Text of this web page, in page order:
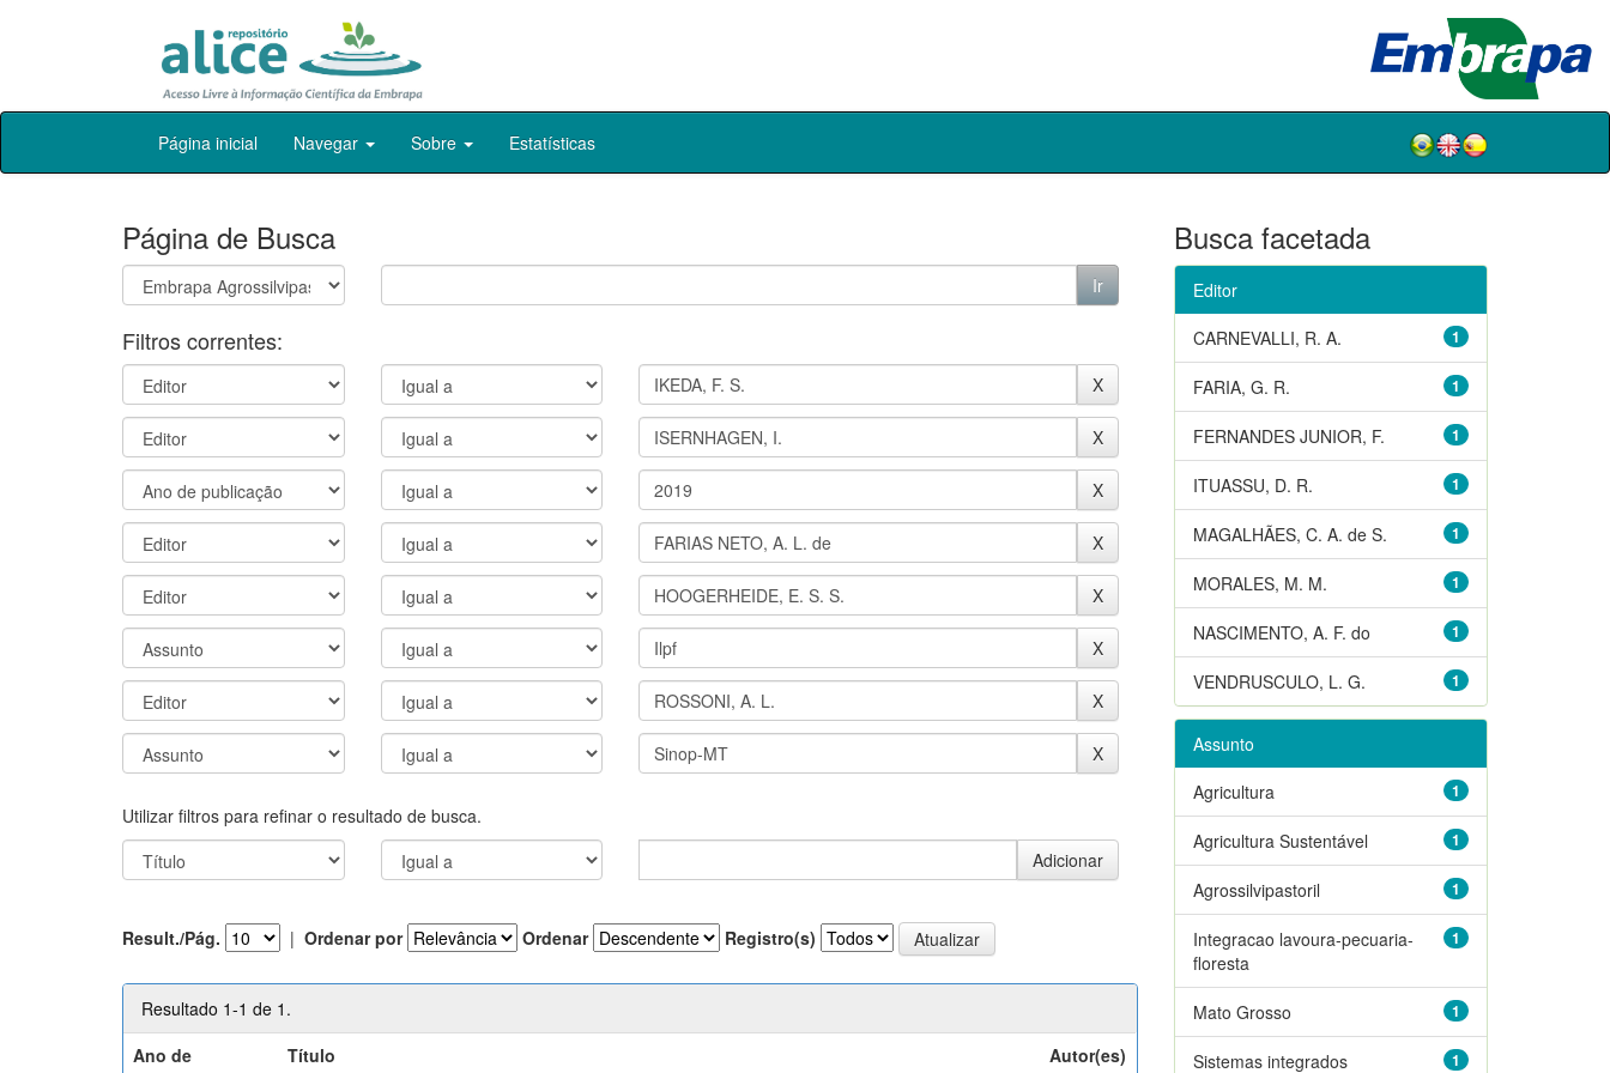
Skip
Página inicial Navegar Sobre Estatísticas
Página de Busca
Filtros correntes:
Utilizar filtros para refinar o resultado de busca.
Result./Pág. | Ordenar por Ordenar Registro(s)
Resultado 1-1 de 1.
Ano de
Título Autor(es)
Busca facetada
Editor
1
CARNEVALLI, R. A.
1
FARIA, G. R.
1
FERNANDES JUNIOR, F.
1
ITUASSU, D. R.
1
MAGALHÃES, C. A. de S.
1
MORALES, M. M.
1
NASCIMENTO, A. F. do
1
VENDRUSCULO, L. G.
Assunto
1
Agricultura
1
Agricultura Sustentável
1
Agrossilvipastoril
1
Integracao lavoura-pecuaria-
floresta
1
Mato Grosso
1
Sistemas integrados